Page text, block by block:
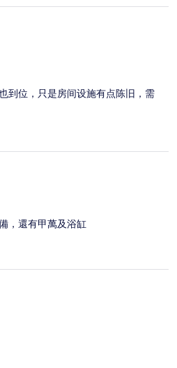
到位，只是房间设施有点陈旧，需
，還有甲萬及浴缸